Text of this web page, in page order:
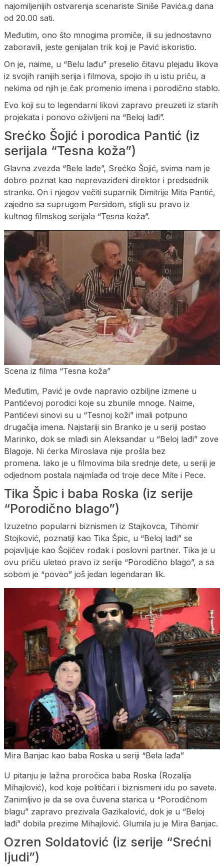
najomiljenijih ostvarenja scenariste Siniše Pavića.g dana
od 20.00 sati.
Međutim, ono što mnogima promiče, ili su jednostavno
zaboravili, jeste genijalan trik koji je Pavić iskoristio.
On je, naime, u “Belu lađu” preselio čitavu plejadu likova
iz svojih ranijih serija i filmova, spojio ih u istu priču, a
nekima od njih je čak promenio imena i porodično stablo.
Evo koji su to legendarni likovi zapravo preuzeti iz starih
projekata i ponovo oživljeni na “Beloj lađi”.
Srećko Šojić i porodica Pantić (iz
serijala “Tesna koža”)
Glavna zvezda “Bele lađe”, Srećko Šojić, svima nam je
dobro poznat kao neprevaziđeni direktor i predsednik
stranke. On i njegov večiti suparnik Dimitrije Mita Pantić,
zajedno sa suprugom Persidom, stigli su pravo iz
kultnog filmskog serijala “Tesna koža”.
Scena iz filma “Tesna koža”
Međutim, Pavić je ovde napravio ozbiljne izmene u
Pantićevoj porodici koje su zbunile mnoge. Naime,
Pantićevi sinovi su u “Tesnoj koži” imali potpuno
drugačija imena. Najstariji sin Branko je u seriji postao
Marinko, dok se mlađi sin Aleksandar u “Beloj lađi” zove
Blagoje. Ni ćerka Miroslava nije prošla bez
promena. Iako je u filmovima bila srednje dete, u seriji je
odjednom postala najmlađa od troje dece Mite i Pece.
Tika Špic i baba Roska (iz serije
“Porodično blago”)
Izuzetno popularni biznismen iz Stajkovca, Tihomir
Stojković, poznatiji kao Tika Špic, u “Beloj lađi” se
pojavljuje kao Šojićev rođak i poslovni partner. Tika je u
ovu priču uleteo pravo iz serije “Porodično blago”, a sa
sobom je “poveo” još jedan legendaran lik.
Mira Banjac kao baba Roska u seriji “Bela lađa”
U pitanju je lažna proročica baba Roska (Rozalija
Mihajlović), kod koje političari i biznismeni idu po savete.
Zanimljivo je da se ova čuvena starica u “Porodičnom
blagu” zapravo prezivala Gazikalović, dok je u “Beloj
lađi” dobila prezime Mihajlović. Glumila ju je Mira Banjac.
Ozren Soldatović (iz serije “Srećni
ljudi”)